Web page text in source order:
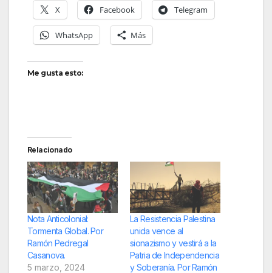
X Facebook Telegram
WhatsApp Más
Me gusta esto:
Relacionado
Nota Anticolonial:
Tormenta Global. Por
Ramón Pedregal
Casanova.
5 marzo, 2024
La Resistencia Palestina
unida vence al
sionazismo y vestirá a la
Patria de Independencia
y Soberanía. Por Ramón